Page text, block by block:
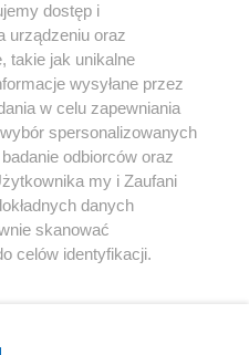
Instagram Youtube
dostęp i
urządzeniu oraz
takie jak unikalne
wysyłane przez
w celu zapewniania
spersonalizowanych
odbiorców oraz
my i Zaufani
danych
skanować
celów identyfikacji.
ustawień prywatności